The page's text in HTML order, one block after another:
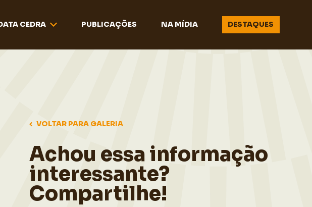
CEDRA PUBLICAÇÕES NA MÍDIA DESTAQUES
VOLTAR PARA GALERIA
Achou essa informação
interessante?
Compartilhe!